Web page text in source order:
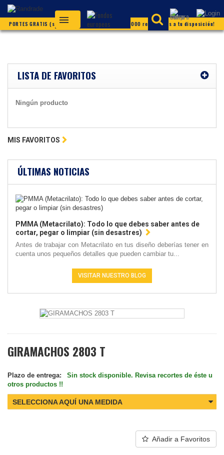
PORTES GRATIS (según condiciones) ¡Más de 20.000 referencias a tu disposición!
LISTA DE FAVORITOS
Ningún producto
MIS FAVORITOS
ÚLTIMAS NOTICIAS
PMMA (Metacrilato): Todo lo que debes saber antes de
cortar, pegar o limpiar (sin desastres)
Antes de trabajar con Metacrilato en tus diseño deberías tener en
cuenta unos pequeños detalles que pueden cambiar tu...
VISITAR NUESTRO BLOG
GIRAMACHOS 2803 T
Plazo de entrega:
Sin stock disponible. Revisa recortes de éste u
otros productos !!
SELECCIONA AQUÍ UNA MEDIDA
Añadir a Favoritos